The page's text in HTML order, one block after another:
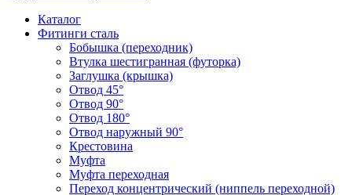
Каталог
Фитинги сталь
Бобышка (переходник)
Втулка шестигранная (футорка)
Заглушка (крышка)
Отвод 45°
Отвод 90°
Отвод 180°
Отвод наружный 90°
Крестовина
Муфта
Муфта переходная
Переход концентрический (ниппель переходной)